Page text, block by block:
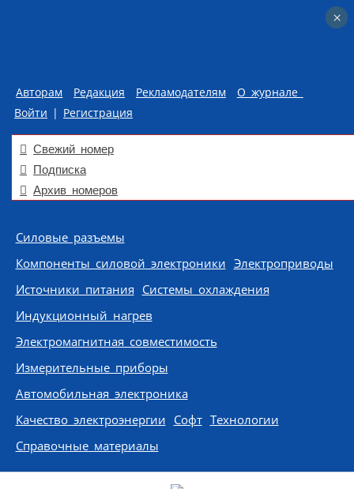
Авторам Редакция Рекламодателям
О журнале
Войти | Регистрация
Свежий номер
Подписка
Архив номеров
Skip to content
Силовые разъемы
Компоненты силовой электроники Электроприводы
Источники питания Системы охлаждения
Индукционный нагрев
Электромагнитная совместимость
Измерительные приборы
Автомобильная электроника
Качество электроэнергии Софт Технологии
Справочные материалы
×
×